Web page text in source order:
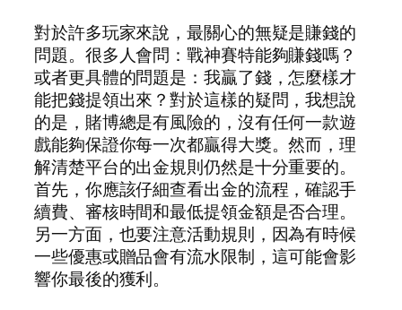
對於許多玩家來說，最關心的無疑是賺錢的
問題。很多人會問：戰神賽特能夠賺錢嗎？
或者更具體的問題是：我贏了錢，怎麼樣才
能把錢提領出來？對於這樣的疑問，我想說
的是，賭博總是有風險的，沒有任何一款遊
戲能夠保證你每一次都贏得大獎。然而，理
解清楚平台的出金規則仍然是十分重要的。
首先，你應該仔細查看出金的流程，確認手
續費、審核時間和最低提領金額是否合理。
另一方面，也要注意活動規則，因為有時候
一些優惠或贈品會有流水限制，這可能會影
響你最後的獲利。